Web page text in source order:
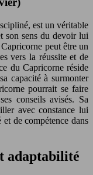
est un véritable
son sens du devoir lui
peut être un
vers la réussite et de
du Capricorne réside
capacité à surmonter
pourrait se faire
conseils avisés. Sa
avec constance lui
de compétence dans
adaptabilité